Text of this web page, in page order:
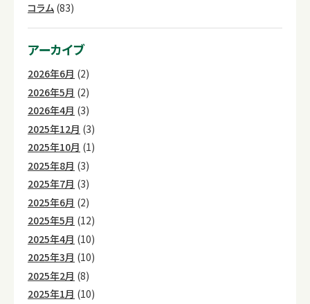
コラム (83)
アーカイブ
2026年6月 (2)
2026年5月 (2)
2026年4月 (3)
2025年12月 (3)
2025年10月 (1)
2025年8月 (3)
2025年7月 (3)
2025年6月 (2)
2025年5月 (12)
2025年4月 (10)
2025年3月 (10)
2025年2月 (8)
2025年1月 (10)